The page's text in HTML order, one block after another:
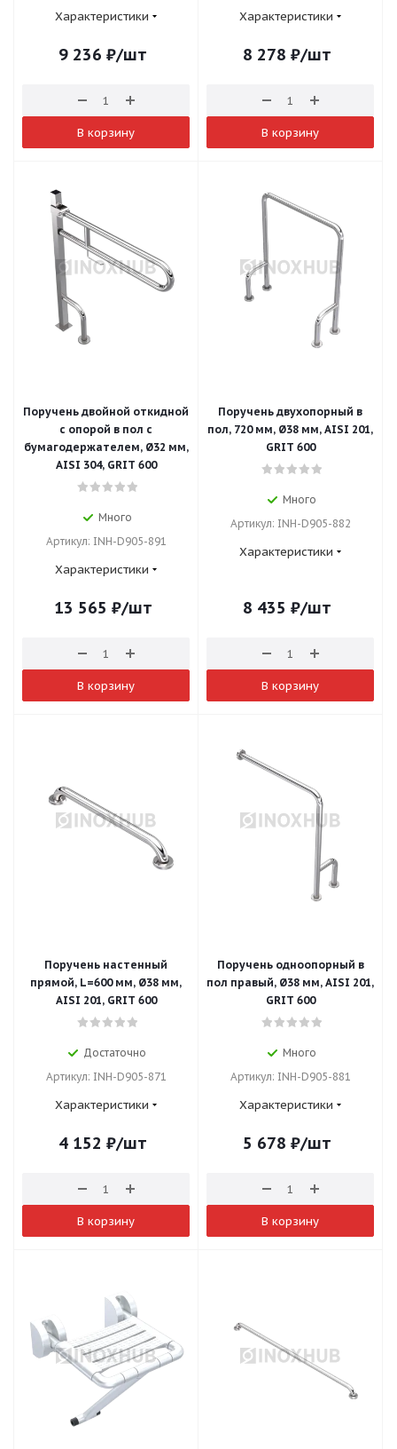
Характеристики
9 236 ₽/шт
В корзину
Характеристики
8 278 ₽/шт
В корзину
Поручень двойной откидной
с опорой в пол с
бумагодержателем, Ø32 мм,
AISI 304, GRIT 600
Много
Артикул: INH-D905-891
Характеристики
13 565 ₽/шт
В корзину
Поручень двухопорный в
пол, 720 мм, Ø38 мм, AISI 201,
GRIT 600
Много
Артикул: INH-D905-882
Характеристики
8 435 ₽/шт
В корзину
Поручень настенный
прямой, L=600 мм, Ø38 мм,
AISI 201, GRIT 600
Достаточно
Артикул: INH-D905-871
Характеристики
4 152 ₽/шт
В корзину
Поручень одноопорный в
пол правый, Ø38 мм, AISI 201,
GRIT 600
Много
Артикул: INH-D905-881
Характеристики
5 678 ₽/шт
В корзину